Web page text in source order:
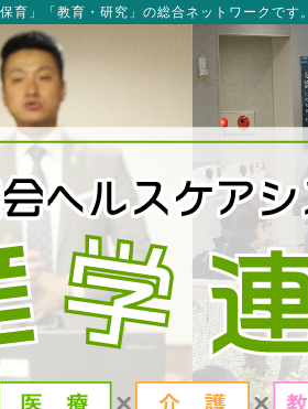
育」「教育・研究」の総合ネットワークです。